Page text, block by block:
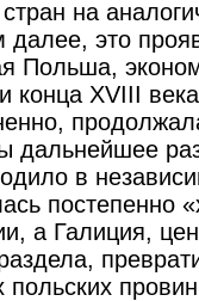
стран на
далее, это
Польша,
конца XVIII
дальнейшее
в
постепенно
а Галиция,
польских